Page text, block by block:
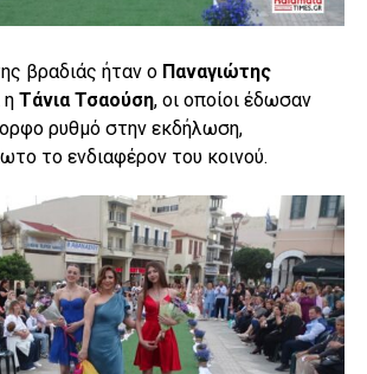
βραδιάς ήταν ο Παναγιώτης
η Τάνια Τσαούση, οι οποίοι έδωσαν
ρυθμό στην εκδήλωση,
το ενδιαφέρον του κοινού.